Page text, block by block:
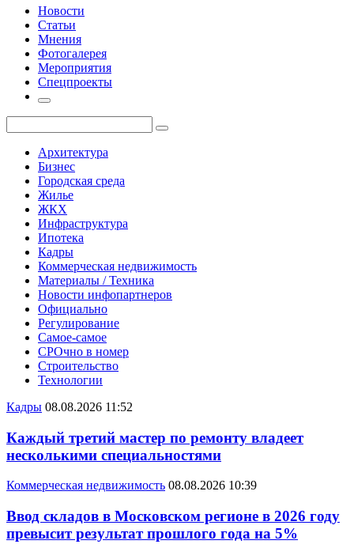
Новости
Статьи
Мнения
Фотогалерея
Мероприятия
Спецпроекты
Архитектура
Бизнес
Городская среда
Жилье
ЖКХ
Инфраструктура
Ипотека
Кадры
Коммерческая недвижимость
Материалы / Техника
Новости инфопартнеров
Официально
Регулирование
Самое-самое
СРОчно в номер
Строительство
Технологии
Кадры 08.08.2026 11:52
Каждый третий мастер по ремонту владеет
несколькими специальностями
Коммерческая недвижимость 08.08.2026 10:39
Ввод складов в Московском регионе в 2026 году
превысит результат прошлого года на 5%